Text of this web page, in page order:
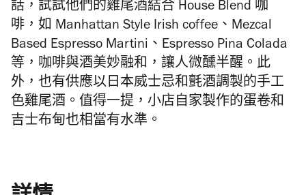
話，試試他們的雞尾酒結合 House Blend 咖
啡，如 Manhattan Style Irish coffee、Mezcal
Based Espresso Martini、Espresso Pina Colada
等，咖啡與酒美妙融和，讓人微醺半醒。此
外，也有供應以日本威士忌和氈酒調製的手工
色雞尾酒。值得一提，小店自家製作的蛋卷和
吉士布甸也相當有水準。